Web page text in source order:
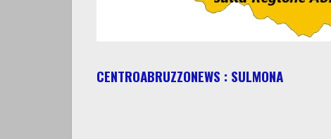
CENTROABRUZZONEWS : SULMONA